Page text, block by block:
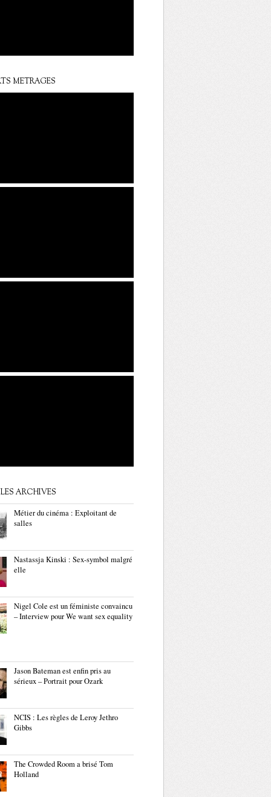
METRAGES
ARCHIVES
Métier du cinéma : Exploitant de
salles
Nastassja Kinski : Sex-symbol malgré
elle
Nigel Cole est un féministe convaincu
– Interview pour We want sex equality
Jason Bateman est enfin pris au
sérieux – Portrait pour Ozark
NCIS : Les règles de Leroy Jethro
Gibbs
The Crowded Room a brisé Tom
Holland